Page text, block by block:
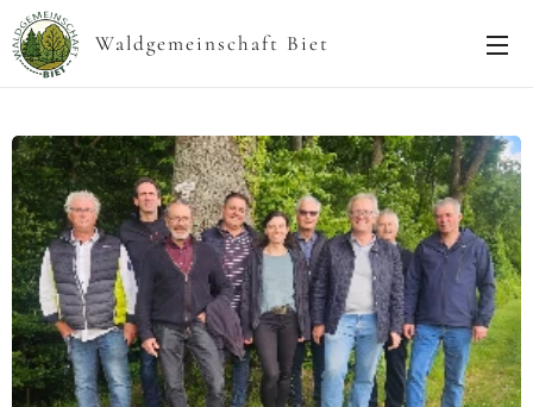
Waldgemeinschaft Biet